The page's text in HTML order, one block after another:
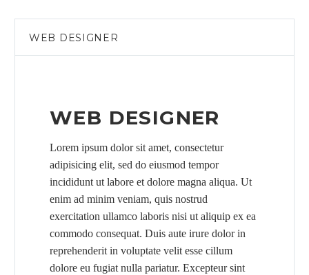
WEB DESIGNER
WEB DESIGNER
Lorem ipsum dolor sit amet, consectetur
adipisicing elit, sed do eiusmod tempor
incididunt ut labore et dolore magna aliqua. Ut
enim ad minim veniam, quis nostrud
exercitation ullamco laboris nisi ut aliquip ex ea
commodo consequat. Duis aute irure dolor in
reprehenderit in voluptate velit esse cillum
dolore eu fugiat nulla pariatur. Excepteur sint